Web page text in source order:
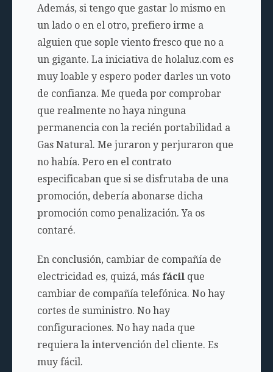
Además, si tengo que gastar lo mismo en
un lado o en el otro, prefiero irme a
alguien que sople viento fresco que no a
un gigante. La iniciativa de holaluz.com es
muy loable y espero poder darles un voto
de confianza. Me queda por comprobar
que realmente no haya ninguna
permanencia con la recién portabilidad a
Gas Natural. Me juraron y perjuraron que
no había. Pero en el contrato
especificaban que si se disfrutaba de una
promoción, debería abonarse dicha
promoción como penalización. Ya os
contaré.
En conclusión, cambiar de compañía de
electricidad es, quizá, más fácilque
cambiar de compañía telefónica. No hay
cortes de suministro. No hay
configuraciones. No hay nada que
requiera la intervención del cliente. Es
muy fácil.